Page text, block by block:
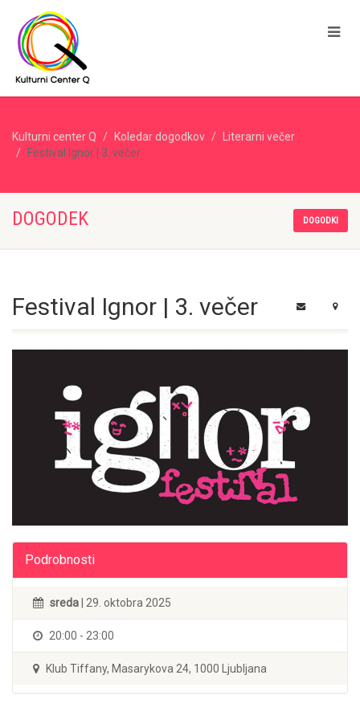
Kulturni center Q Koledar dogodkov
Literarni večer
Festival Ignor | 3. večer
DOGODEK DOGODKI
Festival Ignor | 3. večer
Podrobnosti
sreda | 29. oktobra 2025
20:00 - 23:00
Klub Tiffany, Masarykova 24, 1000 Ljubljana